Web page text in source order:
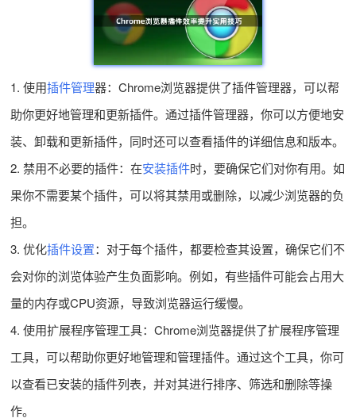
1. 使用插件管理器：Chrome浏览器提供了插件管理器，可以帮
助你更好地管理和更新插件。通过插件管理器，你可以方便地安
装、卸载和更新插件，同时还可以查看插件的详细信息和版本。
2. 禁用不必要的插件：在安装插件时，要确保它们对你有用。如
果你不需要某个插件，可以将其禁用或删除，以减少浏览器的负
担。
3. 优化插件设置：对于每个插件，都要检查其设置，确保它们不
会对你的浏览体验产生负面影响。例如，有些插件可能会占用大
量的内存或CPU资源，导致浏览器运行缓慢。
4. 使用扩展程序管理工具：Chrome浏览器提供了扩展程序管理
工具，可以帮助你更好地管理和管理插件。通过这个工具，你可
以查看已安装的插件列表，并对其进行排序、筛选和删除等操
作。